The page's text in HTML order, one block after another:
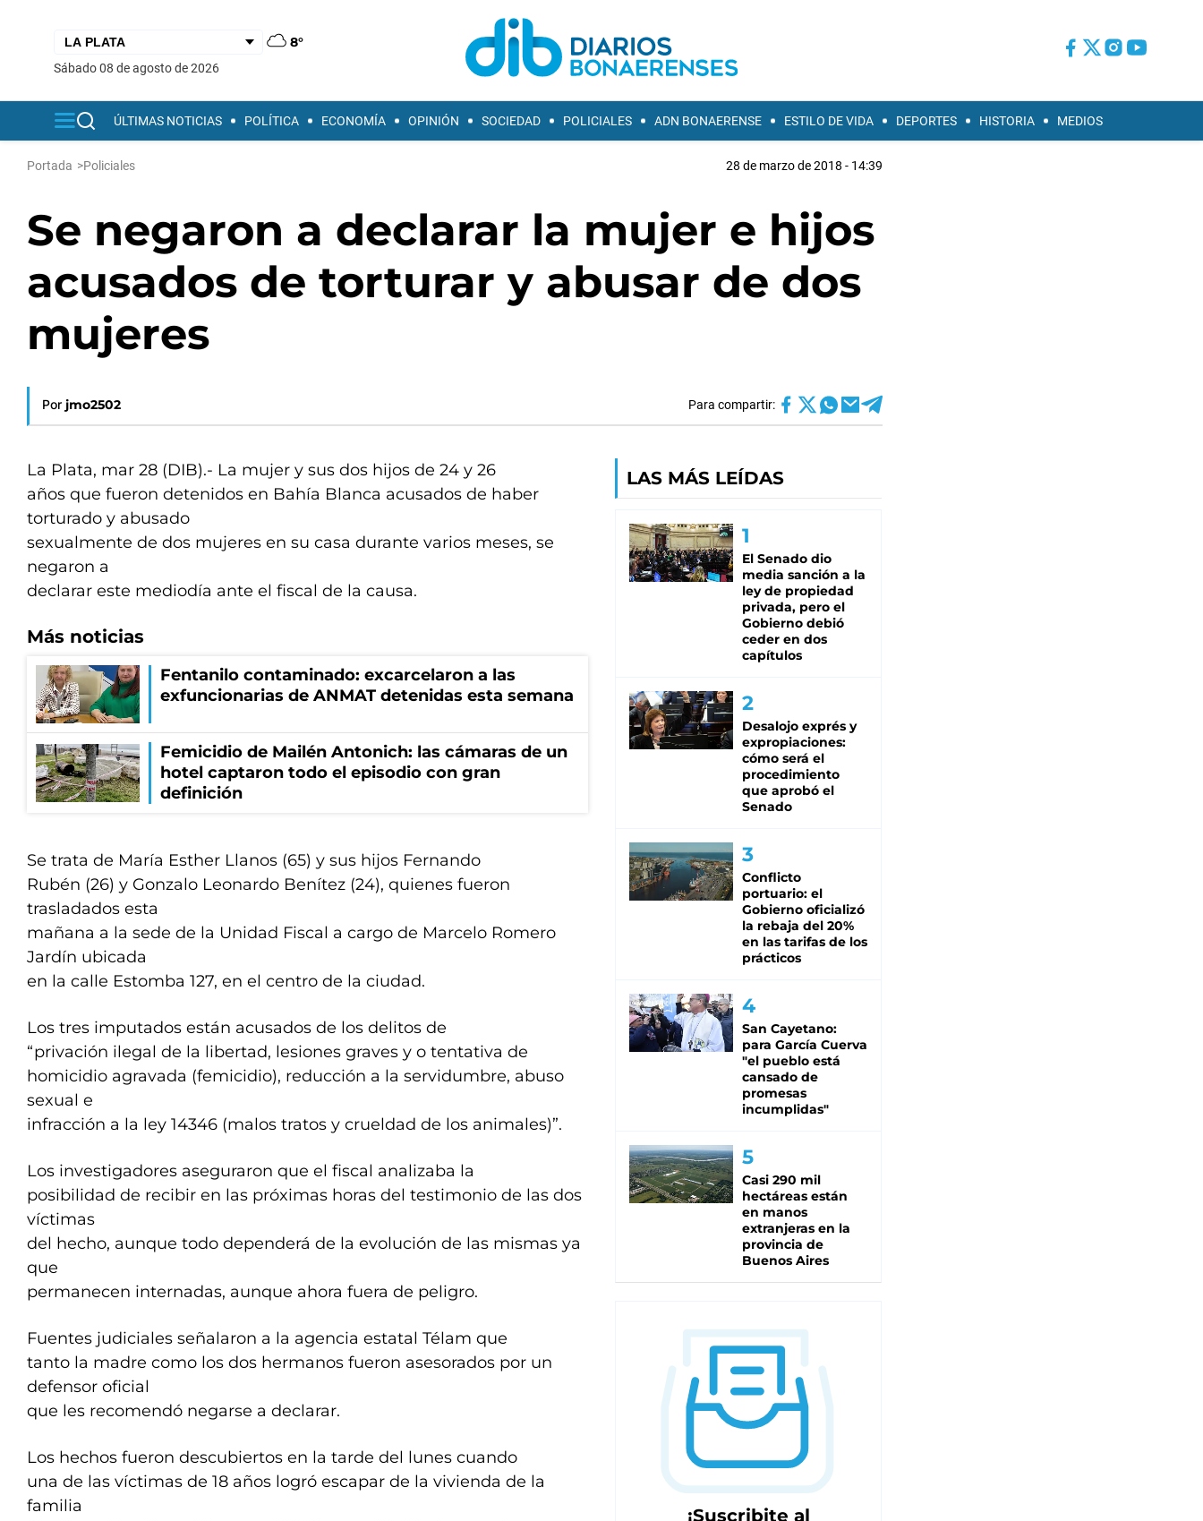
8°
sábado 08 de agosto de 2026
ÚLTIMAS NOTICIAS POLÍTICA ECONOMÍA OPINIÓN SOCIEDAD POLICIALES ADN BONAERENSE ESTILO DE VIDA DEPORTES HISTORIA MEDIOS
Portada >Policiales 28 de marzo de 2018 - 14:39
Se negaron a declarar la mujer e hijos
acusados de torturar y abusar de dos
mujeres
Por jmo2502 Para compartir:
La Plata, mar 28 (DIB).- La mujer y sus dos hijos de 24 y 26
años que fueron detenidos en Bahía Blanca acusados de haber
torturado y abusado
sexualmente de dos mujeres en su casa durante varios meses, se
negaron a
declarar este mediodía ante el fiscal de la causa.
Más noticias
Fentanilo contaminado: excarcelaron a las
exfuncionarias de ANMAT detenidas esta semana
Femicidio de Mailén Antonich: las cámaras de un
hotel captaron todo el episodio con gran
definición
Se trata de María Esther Llanos (65) y sus hijos Fernando
Rubén (26) y Gonzalo Leonardo Benítez (24), quienes fueron
trasladados esta
mañana a la sede de la Unidad Fiscal a cargo de Marcelo Romero
Jardín ubicada
en la calle Estomba 127, en el centro de la ciudad.
Los tres imputados están acusados de los delitos de
“privación ilegal de la libertad, lesiones graves y o tentativa de
homicidio agravada (femicidio), reducción a la servidumbre, abuso
sexual e
infracción a la ley 14346 (malos tratos y crueldad de los animales)”.
Los investigadores aseguraron que el fiscal analizaba la
posibilidad de recibir en las próximas horas del testimonio de las dos
víctimas
del hecho, aunque todo dependerá de la evolución de las mismas ya
que
permanecen internadas, aunque ahora fuera de peligro.
Fuentes judiciales señalaron a la agencia estatal Télam que
tanto la madre como los dos hermanos fueron asesorados por un
defensor oficial
que les recomendó negarse a declarar.
Los hechos fueron descubiertos en la tarde del lunes cuando
una de las víctimas de 18 años logró escapar de la vivienda de la
familia
LAS MÁS LEÍDAS
El Senado dio
media sanción a la
ley de propiedad
privada, pero el
Gobierno debió
ceder en dos
capítulos
Desalojo exprés y
expropiaciones:
cómo será el
procedimiento
que aprobó el
Senado
Conflicto
portuario: el
Gobierno oficializó
la rebaja del 20%
en las tarifas de los
prácticos
San Cayetano:
para García Cuerva
"el pueblo está
cansado de
promesas
incumplidas"
Casi 290 mil
hectáreas están
en manos
extranjeras en la
provincia de
Buenos Aires
¡Suscribite al